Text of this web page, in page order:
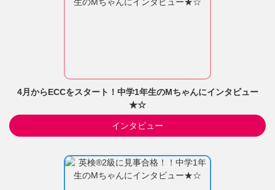
4月からECCをスタート！中学1年生のMちゃんにインタビュー
★☆
インタビュー